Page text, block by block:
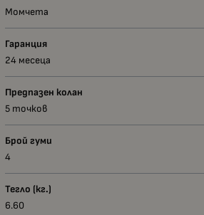
Момчета
Гаранция
24 месеца
Предпазен колан
5 точков
Брой гуми
4
Тегло (кг.)
6.60